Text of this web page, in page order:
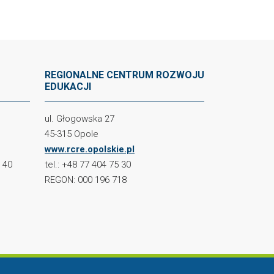
40
REGIONALNE CENTRUM ROZWOJU
EDUKACJI
ul. Głogowska 27
45-315 Opole
www.rcre.opolskie.pl
tel.: +48 77 404 75 30
REGON: 000 196 718